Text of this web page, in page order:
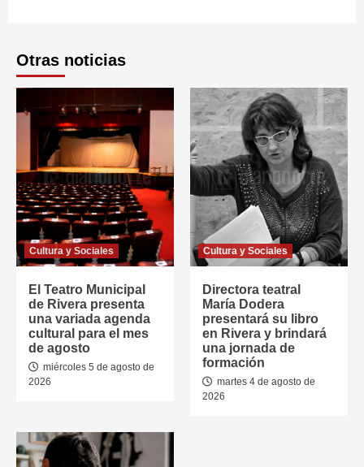
Otras noticias
Cultura y Sociales
El Teatro Municipal
de Rivera presenta
una variada agenda
cultural para el mes
de agosto
miércoles 5 de agosto de
2026
Cultura y Sociales
Directora teatral
María Dodera
presentará su libro
en Rivera y brindará
una jornada de
formación
martes 4 de agosto de
2026